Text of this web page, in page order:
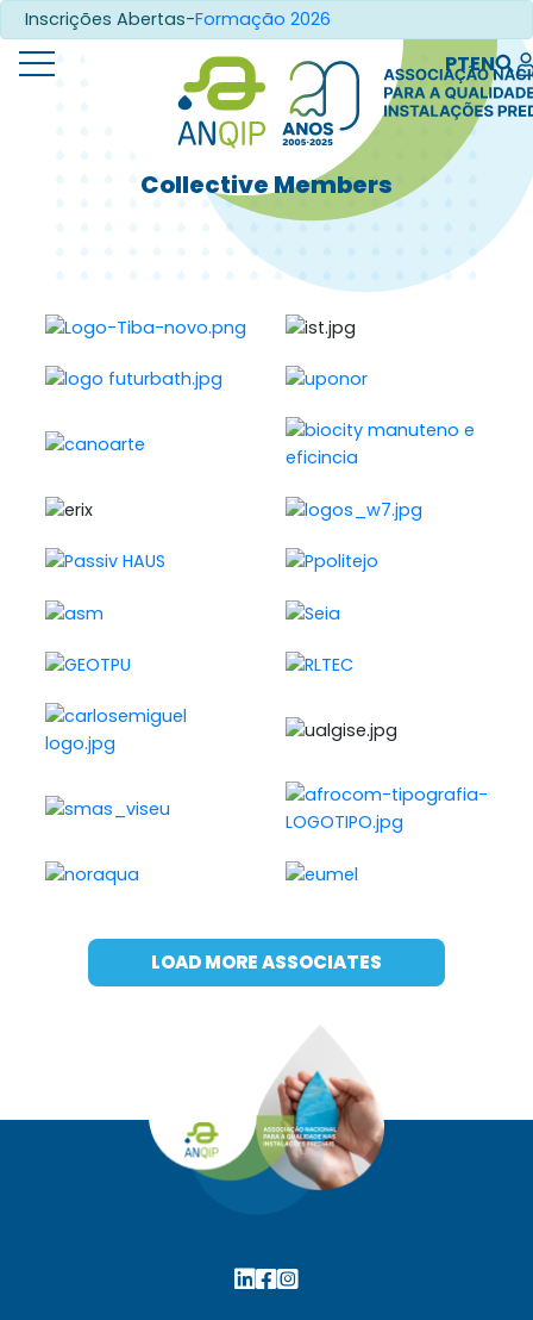
Inscrições Abertas-Formação 2026
Collective Members
PTEN
LOAD MORE ASSOCIATES